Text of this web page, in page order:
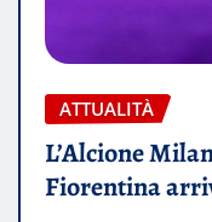
ATTUALITÀ
L’Alcione
Fiorentina